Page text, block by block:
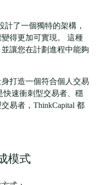
計了一個獨特的架構，
得更加可實現。 這種
讓您在計劃進程中能夠
打造一個符合個人交易
快速衝刺型交易者、穩
易者，ThinkCapital 都
模式